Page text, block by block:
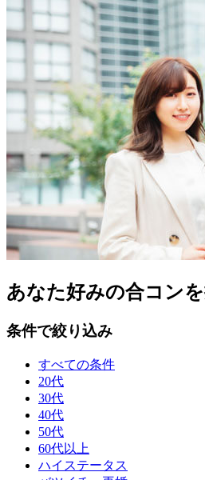
あなた好みの合コン
条件で絞り込み
すべての条件
20代
30代
40代
50代
60代以上
ハイステータス